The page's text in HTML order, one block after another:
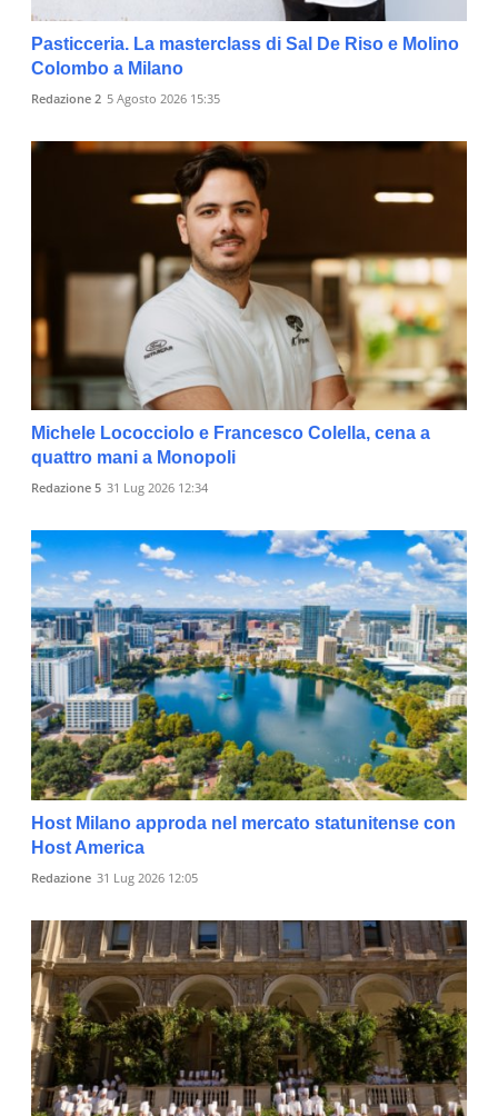
Pasticceria. La masterclass di Sal De Riso e Molino
Colombo a Milano
Redazione 2 5 Agosto 2026 15:35
Michele Lococciolo e Francesco Colella, cena a
quattro mani a Monopoli
Redazione 5 31 Lug 2026 12:34
Host Milano approda nel mercato statunitense con
Host America
Redazione 31 Lug 2026 12:05